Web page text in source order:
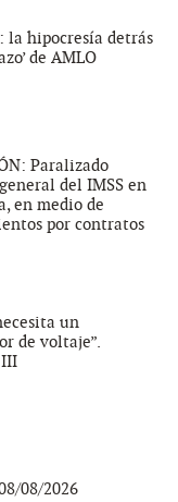
la hipocresía detrás
de AMLO
Paralizado
del IMSS en
en medio de
por contratos
un
de voltaje”.
III
08/2026